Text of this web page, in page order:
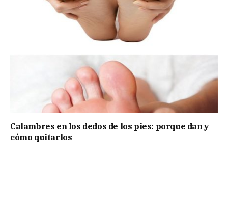
Calambres en los dedos de los pies: porque dan y
cómo quitarlos